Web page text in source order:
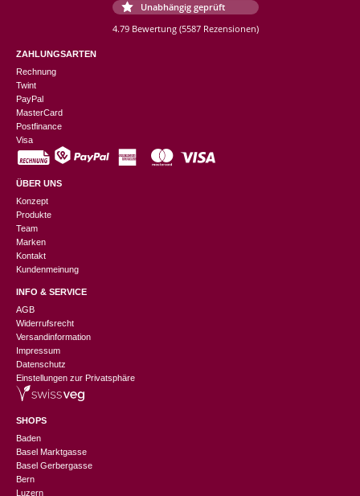
Unabhängig geprüft
4.79 Bewertung (5587 Rezensionen)
ZAHLUNGSARTEN
Rechnung
Twint
PayPal
MasterCard
Postfinance
Visa
ÜBER UNS
Konzept
Produkte
Team
Marken
Kontakt
Kundenmeinung
INFO & SERVICE
AGB
Widerrufsrecht
Versandinformation
Impressum
Datenschutz
Einstellungen zur Privatsphäre
SHOPS
Baden
Basel Marktgasse
Basel Gerbergasse
Bern
Luzern